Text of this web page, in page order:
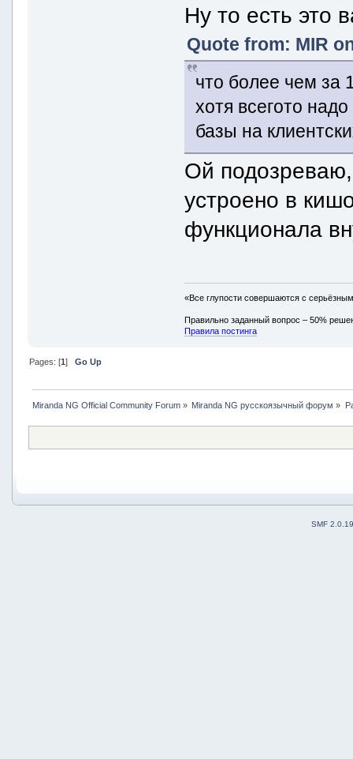
Ну то есть это
Quote from: MIR
что более чем за
хотя всегото
базы на
Ой подозреваю,
устроено в
функционала
«Все глупости совершаются с
Правильно заданный вопрос – 50%
Правила постинга
Pages: [1] Go Up
Miranda NG Official Community Forum» Miranda NG русскоязычный форум »
SMF 2.0.19